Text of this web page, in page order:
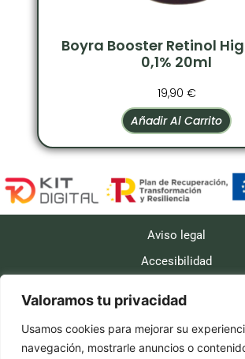
Valoramos tu privacidad
Usamos cookies para mejorar su
navegación, mostrarle anuncios o
Boyra Booster Retinol
0,1% 20ml
19,90 €
Añadir Al Carrito
Aviso legal
Accesibilidad
Políticas de envío